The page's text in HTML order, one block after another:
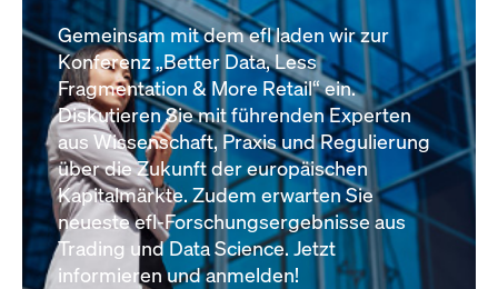
Gemeinsam mit dem efl laden wir zur
Konferenz „Better Data, Less
Fragmentation & More Retail“ ein.
Diskutieren Sie mit führenden Experten
aus Wissenschaft, Praxis und Regulierung
über die Zukunft der europäischen
Kapitalmärkte. Zudem erwarten Sie
neueste efl-Forschungsergebnisse aus
Trading und Data Science. Jetzt
informieren und anmelden!